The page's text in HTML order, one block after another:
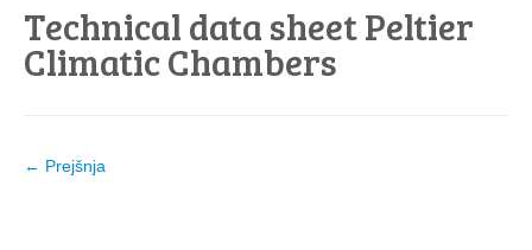
Technical data sheet Peltier
Climatic Chambers
← Prejšnja